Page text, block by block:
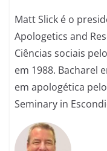
Matt Slick é o
Apologetics and
Ciências sociais
em 1988. Bacharel
em apologética
Seminary in